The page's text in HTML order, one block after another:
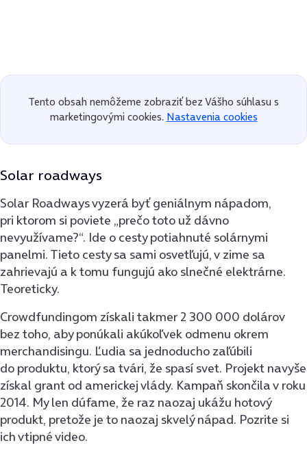
Tento obsah nemôžeme zobraziť bez Vášho súhlasu s
marketingovými cookies. Nastavenia cookies
Solar roadways
Solar Roadways vyzerá byť geniálnym nápadom,
pri ktorom si poviete „prečo toto už dávno
nevyužívame?“. Ide o cesty potiahnuté solárnymi
panelmi. Tieto cesty sa sami osvetľujú, v zime sa
zahrievajú a k tomu fungujú ako slnečné elektrárne.
Teoreticky.
Crowdfundingom získali takmer 2 300 000 dolárov
bez toho, aby ponúkali akúkoľvek odmenu okrem
merchandisingu. Ľudia sa jednoducho zaľúbili
do produktu, ktorý sa tvári, že spasí svet. Projekt navyše
získal grant od americkej vlády. Kampaň skončila v roku
2014. My len dúfame, že raz naozaj ukážu hotový
produkt, pretože je to naozaj skvelý nápad. Pozrite si
ich vtipné video.